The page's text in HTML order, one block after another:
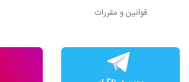
قوانین و مقررات